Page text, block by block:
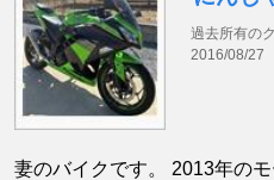
過去所有の
2016/08/27
妻のバイクです。 2013年の